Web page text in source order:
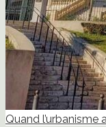
Quand